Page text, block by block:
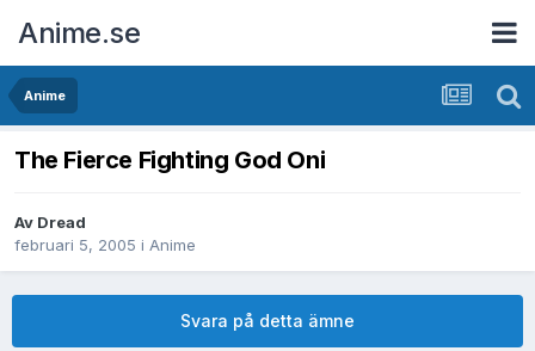
Anime.se
Anime
The Fierce Fighting God Oni
Av Dread
februari 5, 2005 i Anime
Svara på detta ämne